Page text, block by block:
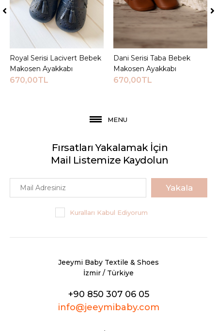
Sepete Ekle
Royal Serisi Lacivert Bebek
Makosen Ayakkabı
670,00TL
Sepete Ekle
Dani Serisi Taba Bebek
Makosen Ayakkabı
670,00TL
MENU
Fırsatları Yakalamak İçin
Mail Listemize Kaydolun
Yakala
Kuralları Kabul Ediyorum
Jeeymi Baby Textile & Shoes
İzmir / Türkiye
+90 850 307 06 05
info@jeeymibaby.com